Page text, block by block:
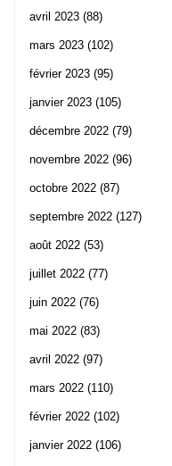
avril 2023 (88)
mars 2023 (102)
février 2023 (95)
janvier 2023 (105)
décembre 2022 (79)
novembre 2022 (96)
octobre 2022 (87)
septembre 2022 (127)
août 2022 (53)
juillet 2022 (77)
juin 2022 (76)
mai 2022 (83)
avril 2022 (97)
mars 2022 (110)
février 2022 (102)
janvier 2022 (106)